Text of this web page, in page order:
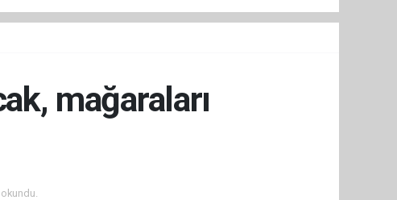
mağaraları